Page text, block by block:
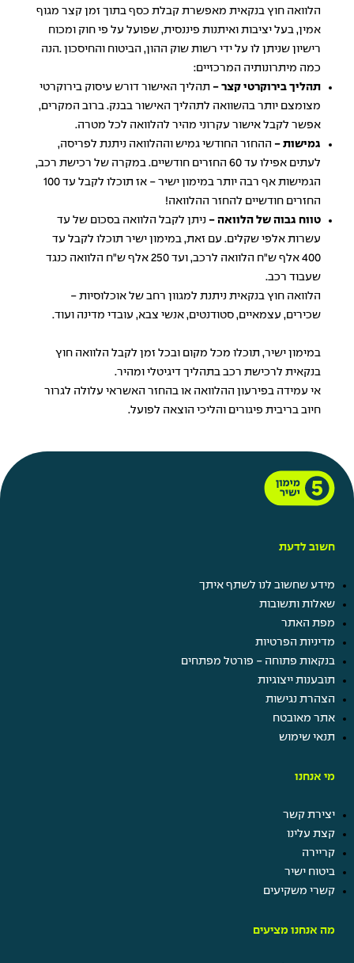
הלוואה חוץ בנקאית מאפשרת קבלת כסף בתוך זמן קצר מגוף
אמין, בעל יציבות ואיתנות פיננסית, שפועל על פי חוק ומכוח
רישיון שניתן לו על ידי רשות שוק ההון, הביטוח והחיסכון .הנה
כמה מיתרונותיה המרכזיים:
תהליך בירוקרטי קצר - תהליך האישור דורש עיסוק בירוקרטי
מצומצם יותר בהשוואה לתהליך האישור בבנק. ברוב המקרים,
אפשר לקבל אישור עקרוני מהיר להלוואה לכל מטרה.
גמישות - ההחזר החודשי גמיש וההלוואה ניתנת לפריסה,
לעתים אפילו עד 60 החזרים חודשיים. במקרה של רכישת רכב,
הגמישות אף רבה יותר במימון ישיר - אז תוכלו לקבל עד 100
החזרים חודשיים להחזר ההלוואה!
טווח גבוה של הלוואה - ניתן לקבל הלוואה בסכום של עד
עשרות אלפי שקלים. עם זאת, במימון ישיר תוכלו לקבל עד
400 אלף ש"ח
הלוואה לרכב
, ועד 250 אלף ש"ח הלוואה כנגד
שעבוד רכב.
הלוואה חוץ בנקאית ניתנת למגוון רחב של אוכלוסיות -
שכירים, עצמאיים, סטודנטים, אנשי צבא, עובדי מדינה ועוד.
במימון ישיר, תוכלו מכל מקום ובכל זמן לקבל הלוואה חוץ
בנקאית לרכישת רכב בתהליך דיגיטלי ומהיר.
אי עמידה בפירעון ההלוואה או בהחזר האשראי עלולה לגרור
חיוב בריבית פיגורים והליכי הוצאה לפועל.
חשוב לדעת
מידע שחשוב לנו לשתף איתך
שאלות ותשובות
מפת האתר
מדיניות הפרטיות
בנקאות פתוחה - פורטל מפתחים
תובענות ייצוגיות
הצהרת נגישות
אתר מאובטח
תנאי שימוש
מי אנחנו
יצירת קשר
קצת עלינו
קריירה
ביטוח ישיר
קשרי משקיעים
מה אנחנו מציעים